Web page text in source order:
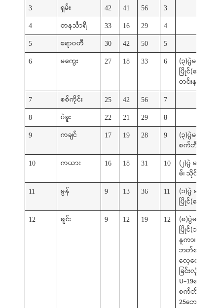
3 ရှမ်း 42 41 56 3
4 တနင်္သာရီ 33 16 29 4
5 ဧရာဝတီ 30 42 50 5
6 မကွေး 27 18 33 6
(၃)ပွဲမ
ပြိုင်(သေနတ်ပ
တင်းနစ်၊ ဝူရှူး)
7 စစ်ကိုင်း 25 42 56 7
8 ပဲခူး 22 21 29 8
9 ကချင် 17 19 28 9
(၃)ပွဲမပြိုင်(ဗိုဗီ
စက်ဘီး၊ ခြင်း
10 ကယား 16 18 31 10
(၂)ပွဲ မပြိုင် (ဗို
မ်၊ သိုင်း)
11 မွန် 9 13 36 11
(၁)ပွဲ မ
ပြိုင်(သေနတ်ပ
12 ချင်း 9 12 19 12
(၈)ပွဲမ
ပြိုင်(ဘိလိယ
နူကာ၊ ရေကူး၊
ဘတ်စကက်ဘေ
လှေလှော်၊
ခြင်းလုံး၊
U-19ဘောလုံး(
စက်ဘီး၊U-
25ဘောလုံး(မ))